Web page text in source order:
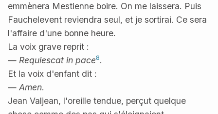
emmènera Mestienne boire. On me laissera. Puis
Fauchelevent reviendra seul, et je sortirai. Ce sera
l'affaire d'une bonne heure.
La voix grave reprit :
— Requiescat in pace8.
Et la voix d'enfant dit :
— Amen.
Jean Valjean, l'oreille tendue, perçut quelque